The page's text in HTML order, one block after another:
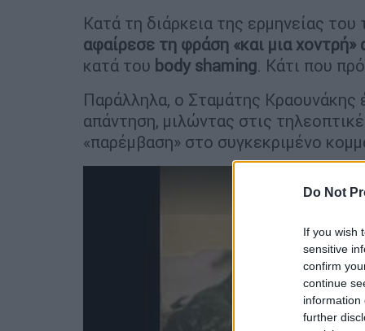
Do Not
If you wish
sensitive
confirm
continue
information
further
Κατά τη διάρκεια της ερμηνείας
αφαίρεσε τη φράση «και μια
κατά του body shaming. Κάτι που
Παράλληλα, ο Σταμάτης Κραουνάκης
απάντηση, μιλώντας στις
«παρέμβαση» στο συγκεκριμένο